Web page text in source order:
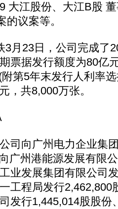
江股份、大江B股 董
议案等。
23日，公司完成了
票据发行额度为80亿
第5年末发行人利率
，共8,000万张。
向广州电力企业集
广州港能源发展有限
业发展集团有限公司
工程局发行2,462,800
发行1,445,014股股份